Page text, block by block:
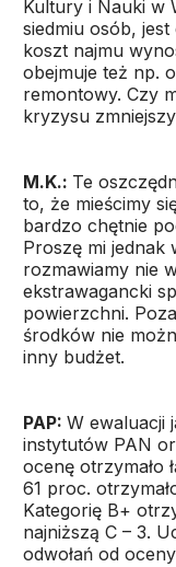
Kultury i Nauki w
siedmiu osób,
koszt najmu
obejmuje też np.
remontowy. Czy
kryzysu
M.K.: Te
to, że mieścimy
bardzo chętnie
Proszę mi
rozmawiamy nie
ekstrawagancki
powierzchni.
środków nie
inny budżet.
PAP: W ewaluacji
instytutów PAN
ocenę otrzymało
61 proc.
Kategorię B+
najniższą C – 3.
odwołań od